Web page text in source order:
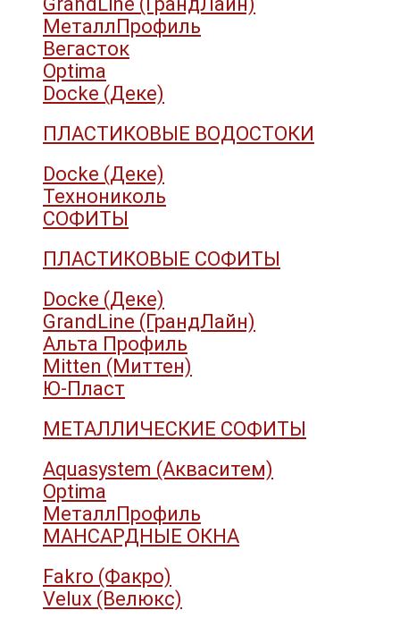
МеталлПрофиль
Вегасток
Optima
Docke (Деке)
ПЛАСТИКОВЫЕ ВОДОСТОКИ
Docke (Деке)
Технониколь
СОФИТЫ
ПЛАСТИКОВЫЕ СОФИТЫ
Docke (Деке)
GrandLine (ГрандЛайн)
Альта Профиль
Mitten (Миттен)
Ю-Пласт
МЕТАЛЛИЧЕСКИЕ СОФИТЫ
Aquasystem (Акваситем)
Optima
МеталлПрофиль
МАНСАРДНЫЕ ОКНА
Fakro (Факро)
Velux (Велюкс)